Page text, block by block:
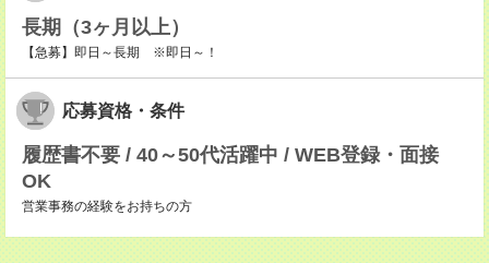
長期（3ヶ月以上）
【急募】即日～長期 ※即日～！
応募資格・条件
履歴書不要 / 40～50代活躍中 / WEB登録・面接
OK
営業事務の経験をお持ちの方